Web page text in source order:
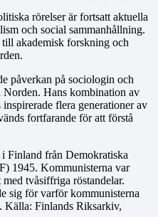
rörelser är fortsatt aktuella
och social sammanhållning.
akademisk forskning och
påverkan på sociologin och
Norden. Hans kombination av
flera generationer av
fortfarande för att förstå
Finland från Demokratiska
1945. Kommunisterna var
tvåsiffriga röstandelar.
sig för varför kommunisterna
Källa: Finlands Riksarkiv,